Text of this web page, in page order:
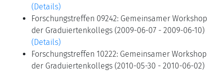
(Details)
Forschungstreffen 09242: Gemeinsamer Workshop
der Graduiertenkollegs (2009-06-07 - 2009-06-10)
(Details)
Forschungstreffen 10222: Gemeinsamer Workshop
der Graduiertenkollegs (2010-05-30 - 2010-06-02)